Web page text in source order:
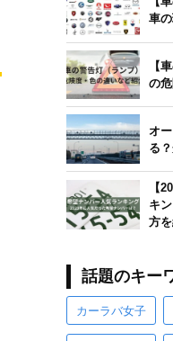
車
【
の
オ
る
【
キ
方
話題のキー
カーラバ女子